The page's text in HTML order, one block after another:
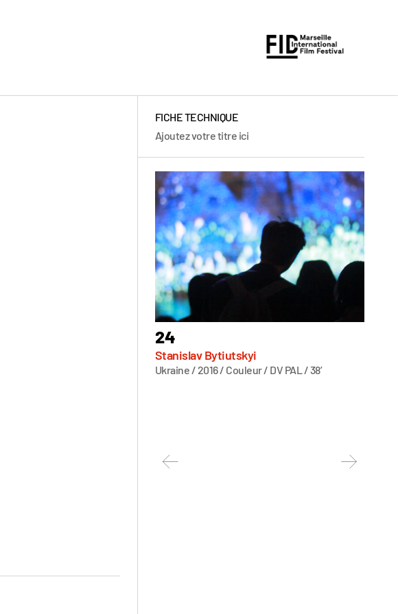
FICHE TECHNIQUE
Ajoutez votre titre ici
24
Stanislav Bytiutskyi
Ukraine / 2016 / Couleur / DV PAL / 38’